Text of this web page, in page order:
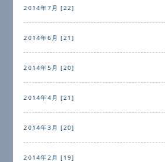
2014年7月 [22]
2014年6月 [21]
2014年5月 [20]
2014年4月 [21]
2014年3月 [20]
2014年2月 [19]